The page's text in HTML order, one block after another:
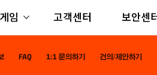
게임 고객센터 보안센